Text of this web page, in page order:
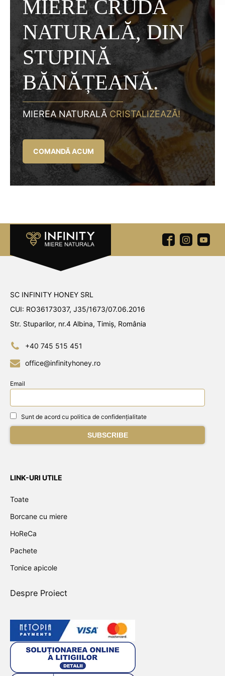
MIERE CRUDĂ
NATURALĂ, DIN
STUPINĂ
BĂNĂȚEANĂ.
MIEREA NATURALĂ CRISTALIZEAZĂ!
COMANDĂ ACUM
SC INFINITY HONEY SRL
CUI: RO36173037, J35/1673/07.06.2016
Str. Stuparilor, nr.4 Albina, Timiș, România
+40 745 515 451
office@infinityhoney.ro
Email
Sunt de acord cu politica de confidențialitate
LINK-URI UTILE
Toate
Borcane cu miere
HoReCa
Pachete
Tonice apicole
Despre Proiect